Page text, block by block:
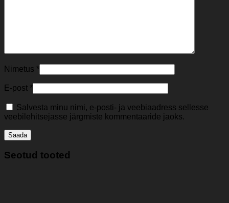
Nimetus *
E-post *
Salvesta minu nimi, e-posti- ja veebiaadress sellesse
veebilehitsejasse järgmiste kommentaaride jaoks.
Seotud tooted